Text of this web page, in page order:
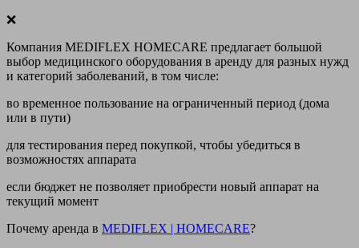
❌
Компания MEDIFLEX HOMECARE предлагает большой
выбор медицинского оборудования в аренду для разных нужд
и категорий заболеваний, в том числе:
во временное пользование на ограниченный период (дома
или в пути)
для тестирования перед покупкой, чтобы убедиться в
возможностях аппарата
если бюджет не позволяет приобрести новый аппарат на
текущий момент
Почему аренда в MEDIFLEX | HOMECARE?